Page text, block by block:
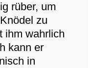
rüber, um
zu
ihm wahrlich
kann er
in